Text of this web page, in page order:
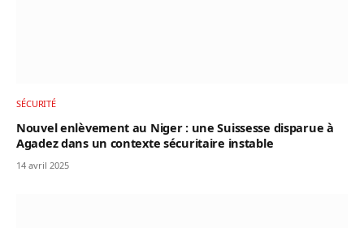
SÉCURITÉ
Nouvel enlèvement au Niger : une Suissesse disparue à
Agadez dans un contexte sécuritaire instable
14 avril 2025